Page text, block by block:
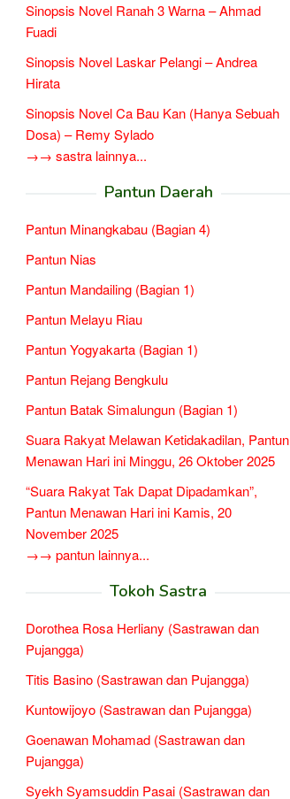
Sinopsis Novel Ranah 3 Warna – Ahmad
Fuadi
Sinopsis Novel Laskar Pelangi – Andrea
Hirata
Sinopsis Novel Ca Bau Kan (Hanya Sebuah
Dosa) – Remy Sylado
→→ sastra lainnya...
Pantun Daerah
Pantun Minangkabau (Bagian 4)
Pantun Nias
Pantun Mandailing (Bagian 1)
Pantun Melayu Riau
Pantun Yogyakarta (Bagian 1)
Pantun Rejang Bengkulu
Pantun Batak Simalungun (Bagian 1)
Suara Rakyat Melawan Ketidakadilan, Pantun
Menawan Hari ini Minggu, 26 Oktober 2025
“Suara Rakyat Tak Dapat Dipadamkan”,
Pantun Menawan Hari ini Kamis, 20
November 2025
→→ pantun lainnya...
Tokoh Sastra
Dorothea Rosa Herliany (Sastrawan dan
Pujangga)
Titis Basino (Sastrawan dan Pujangga)
Kuntowijoyo (Sastrawan dan Pujangga)
Goenawan Mohamad (Sastrawan dan
Pujangga)
Syekh Syamsuddin Pasai (Sastrawan dan